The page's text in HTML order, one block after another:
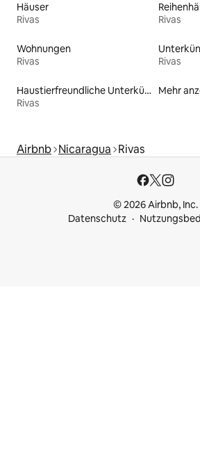
Häuser
Rivas
Rivas
Wohnungen
Rivas
Rivas
Haustierfreundliche Unterkünfte
Rivas
Mehr
Airbnb Nicaragua Rivas
© 2026 Airbnb, Inc.
Datenschutz